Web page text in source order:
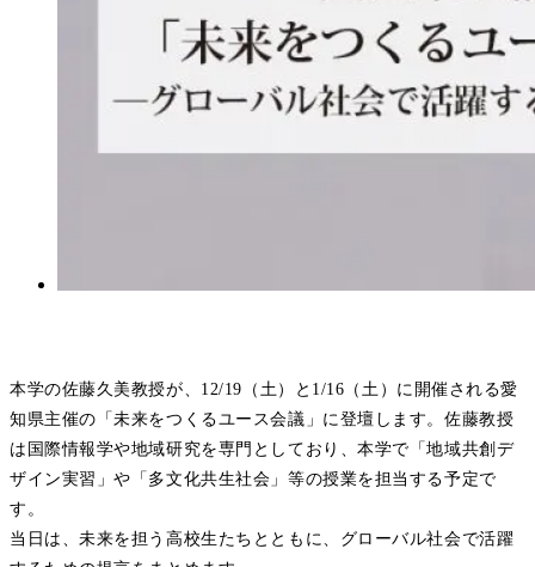
本学の佐藤久美教授が、12/19（土）と1/16（土）に開催される愛
知県主催の「未来をつくるユース会議」に登壇します。佐藤教授
は国際情報学や地域研究を専門としており、本学で「地域共創デ
ザイン実習」や「多文化共生社会」等の授業を担当する予定で
す。
当日は、未来を担う高校生たちとともに、グローバル社会で活躍